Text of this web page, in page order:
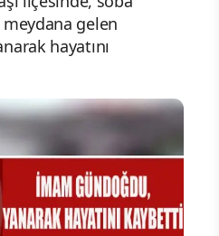
gelen
hayatını